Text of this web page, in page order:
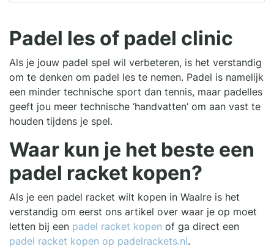
Padel les of padel clinic
Als je jouw padel spel wil verbeteren, is het verstandig
om te denken om padel les te nemen. Padel is namelijk
een minder technische sport dan tennis, maar padelles
geeft jou meer technische ‘handvatten’ om aan vast te
houden tijdens je spel.
Waar kun je het beste een
padel racket kopen?
Als je een padel racket wilt kopen in Waalre is het
verstandig om eerst ons artikel over waar je op moet
letten bij een padel racket kopen of ga direct een
padel racket kopen op padelrackets.nl.